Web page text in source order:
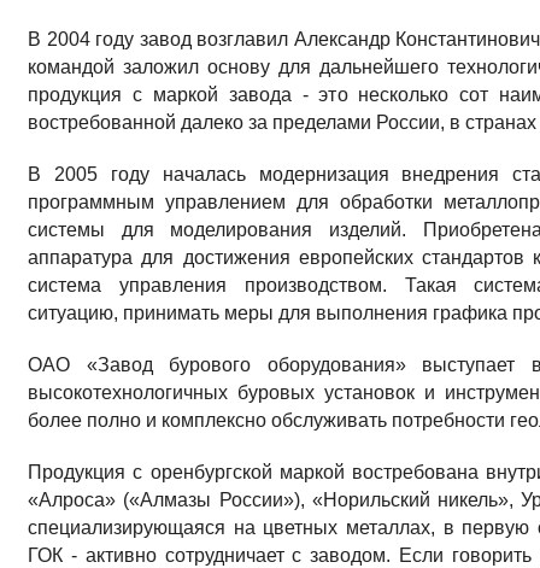
В 2004 году завод возглавил Александр
командой заложил основу для дальнейшего
продукция с маркой завода - это несколько сот
востре­бованной далеко за пределами России, в
В 2005 году началась модернизация внедрения
программным управлением для обработки
системы для модели­рования изделий.
аппаратура для достижения европейских стандартов
система управления производством. Такая
ситуацию, принимать меры для выполнения графика
ОАО «Завод бурового оборудова­ния» выступает
высокотехнологичных буровых установок и
более полно и комплексно обслуживать потребности
Продукция с оренбургской маркой востребо­вана
«Алроса» («Алмазы России»), «Норильский ни­кель»,
специализирующаяся на цветных металлах, в
ГОК - активно сотрудничает с заводом. Если